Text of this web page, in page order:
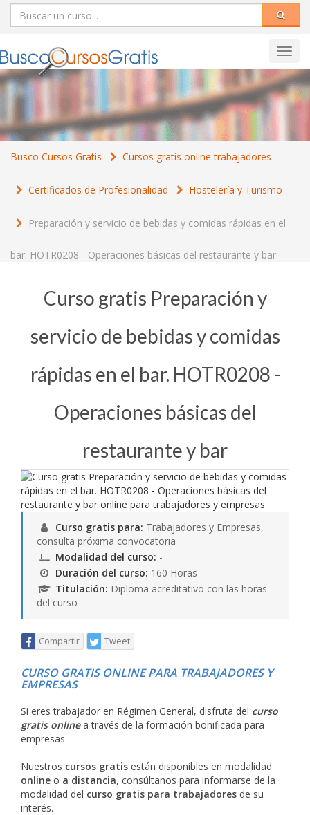
Busco Cursos Gratis Cursos gratis online trabajadores
Certificados de Profesionalidad Hostelería y Turismo
Preparación y servicio de bebidas y comidas rápidas en el
bar. HOTR0208 - Operaciones básicas del restaurante y bar
Curso gratis Preparación y
servicio de bebidas y comidas
rápidas en el bar. HOTR0208 -
Operaciones básicas del
restaurante y bar
Curso gratis para: Trabajadores y Empresas,
consulta próxima convocatoria
Modalidad del curso: -
Duración del curso: 160 Horas
Titulación: Diploma acreditativo con las horas
del curso
Compartir Tweet
CURSO GRATIS ONLINE PARA TRABAJADORES Y
EMPRESAS
Si eres trabajador en Régimen General, disfruta del curso
gratis onlinea través de la formación bonificada para
empresas.
Nuestros cursos gratis están disponibles en modalidad
online o a distancia, consúltanos para informarse de la
modalidad del curso gratis para trabajadores de su
interés.